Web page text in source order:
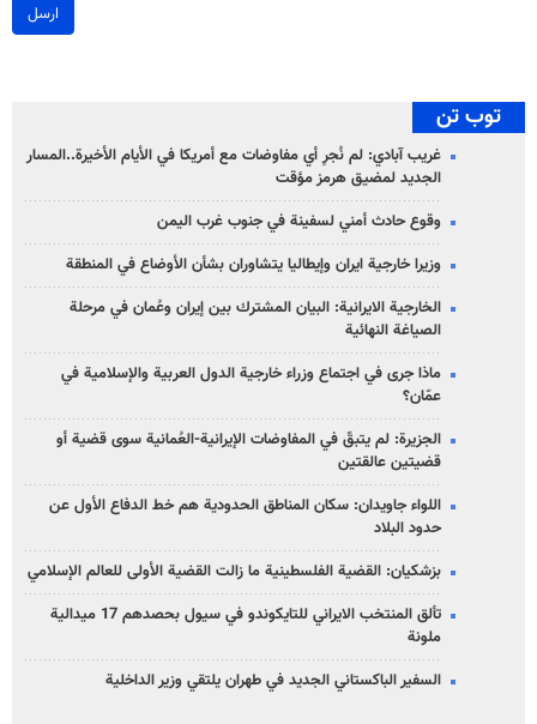
ارسل
توب تن
غريب آبادي: لم نُجرِ أي مفاوضات مع أمريكا في الأيام الأخيرة..المسار
الجديد لمضيق هرمز مؤقت
وقوع حادث أمني لسفينة في جنوب غرب اليمن
وزيرا خارجية ايران وإيطاليا يتشاوران بشأن الأوضاع في المنطقة
الخارجية الايرانية: البيان المشترك بين إيران وعُمان في مرحلة
الصياغة النهائية
ماذا جرى في اجتماع وزراء خارجية الدول العربية والإسلامية في
عمّان؟
الجزيرة: لم يتبقّ في المفاوضات الإيرانية-العُمانية سوى قضية أو
قضيتين عالقتين
اللواء جاويدان: سكان المناطق الحدودية هم خط الدفاع الأول عن
حدود البلاد
بزشكيان: القضية الفلسطينية ما زالت القضية الأولى للعالم الإسلامي
تألق المنتخب الايراني للتايكوندو في سيول بحصدهم 17 ميدالية
ملونة
السفير الباكستاني الجديد في طهران يلتقي وزير الداخلية